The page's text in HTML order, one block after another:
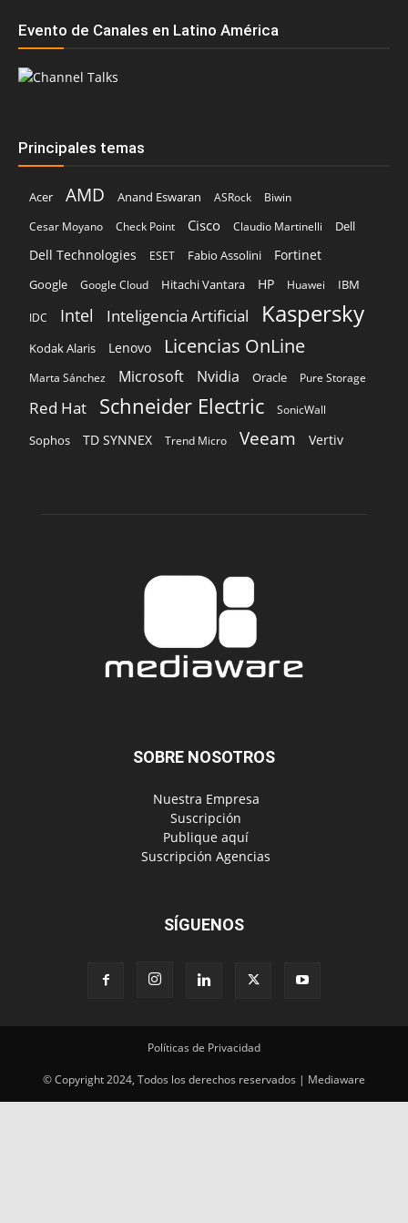
Evento de Canales en Latino América
Principales temas
Acer AMD Anand Eswaran ASRock
Biwin
Cesar Moyano
Check Point Cisco Claudio Martinelli Dell
Dell Technologies ESET Fabio Assolini Fortinet
Google Google Cloud Hitachi Vantara HP Huawei IBM
IDC Intel Inteligencia Artificial Kaspersky
Kodak Alaris Lenovo Licencias OnLine
Marta Sánchez Microsoft Nvidia Oracle Pure Storage
Red Hat Schneider Electric SonicWall
Sophos TD SYNNEX Trend Micro Veeam Vertiv
SOBRE NOSOTROS
‎ Nuestra Empresa
‎ Suscripción
‎ Publique aquí
‎ Suscripción Agencias
SÍGUENOS
Políticas de Privacidad
© Copyright 2024, Todos los derechos reservados | Mediaware